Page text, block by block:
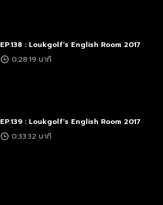
EP.138 : Loukgolf's English Room 2017
0:28:19 นาที
EP.139 : Loukgolf's English Room 2017
0:33:32 นาที